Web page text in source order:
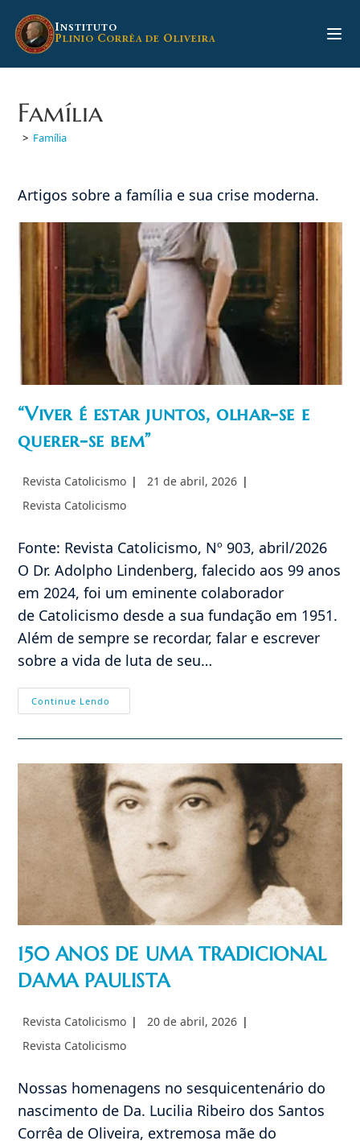
para
INSTITUTO
PLINIO CORRÊA DE OLIVEIRA
Família
> Família
Artigos sobre a família e sua crise moderna.
“Viver é estar juntos, olhar-se e
querer-se bem”
Autor
post:
Revista Catolicismo
Post
21 de abril, 2026
Categoria
Revista Catolicismo
Fonte: Revista Catolicismo, Nº 903, abril/2026
O Dr. Adolpho Lindenberg, falecido aos 99 anos
em 2024, foi um eminente colaborador
de Catolicismo desde a sua fundação em 1951.
Além de sempre se recordar, falar e escrever
sobre a vida de luta de seu…
Continue Lendo
É
E
Querer-
Se
Bem”
150 ANOS DE UMA TRADICIONAL
DAMA PAULISTA
Autor
post:
Revista Catolicismo
Post
20 de abril, 2026
Categoria
Revista Catolicismo
Nossas homenagens no sesquicentenário do
nascimento de Da. Lucilia Ribeiro dos Santos
Corrêa de Oliveira, extremosa mãe do